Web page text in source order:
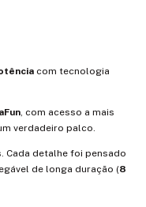
com tecnologia
, com acesso a mais
verdadeiro palco.
Cada detalhe foi pensado
de longa duração (8